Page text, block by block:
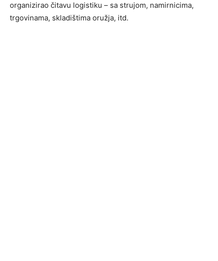
organizirao čitavu logistiku – sa strujom, namirnicima,
trgovinama, skladištima oružja, itd.